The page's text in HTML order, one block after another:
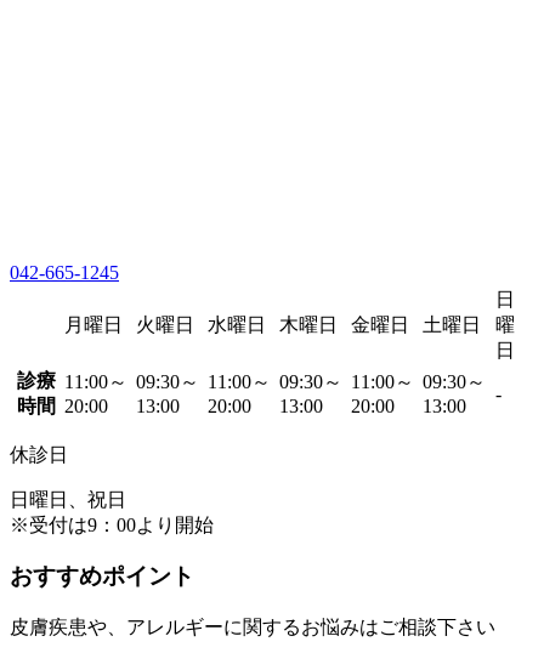
042-665-1245
月曜日 火曜日 水曜日 木曜日 金曜日 土曜日
日
曜
日
診療
時間
11:00～
20:00
09:30～
13:00
11:00～
20:00
09:30～
13:00
11:00～
20:00
09:30～
13:00
-
休診日
日曜日、祝日
※受付は9：00より開始
おすすめポイント
皮膚疾患や、アレルギーに関するお悩みはご相談下さい